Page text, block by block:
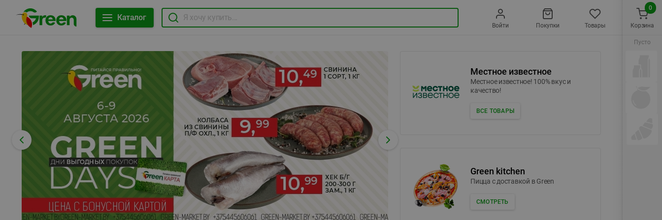
Каталог
Войти Покупки Товары
Местное известное
Местное известное! 100% вкус и
качество!
ВСЕ ТОВАРЫ
Green kitchen
Пицца c доставкой в Green
СМОТРЕТЬ
Корзина
0
Пусто